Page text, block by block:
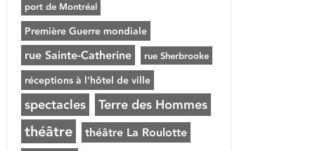
port de Montréal
Première Guerre mondiale
rue Sainte-Catherine rue Sherbrooke
réceptions à l'hôtel de ville
spectacles Terre des Hommes
théâtre théâtre La Roulotte